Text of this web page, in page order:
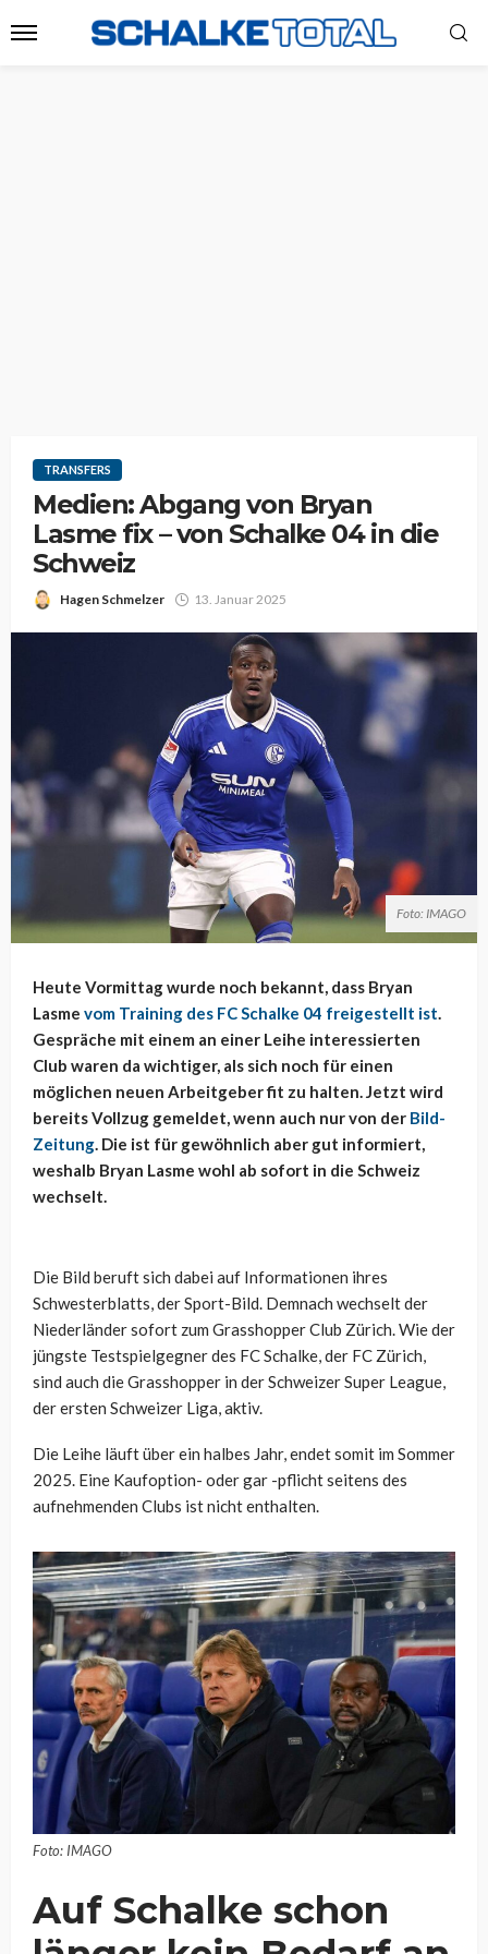
TRANSFERS
Medien: Abgang von Bryan
Lasme fix – von Schalke 04 in die
Schweiz
Hagen Schmelzer 13. Januar 2025
Foto: IMAGO
Heute Vormittag wurde noch bekannt, dass Bryan
Lasme vom Training des FC Schalke 04 freigestellt ist.
Gespräche mit einem an einer Leihe interessierten
Club waren da wichtiger, als sich noch für einen
möglichen neuen Arbeitgeber fit zu halten. Jetzt wird
bereits Vollzug gemeldet, wenn auch nur von der Bild-
Zeitung. Die ist für gewöhnlich aber gut informiert,
weshalb Bryan Lasme wohl ab sofort in die Schweiz
wechselt.
Die Bild beruft sich dabei auf Informationen ihres
Schwesterblatts, der Sport-Bild. Demnach wechselt der
Niederländer sofort zum Grasshopper Club Zürich. Wie der
jüngste Testspielgegner des FC Schalke, der FC Zürich,
sind auch die Grasshopper in der Schweizer Super League,
der ersten Schweizer Liga, aktiv.
Die Leihe läuft über ein halbes Jahr, endet somit im Sommer
2025. Eine Kaufoption- oder gar -pflicht seitens des
aufnehmenden Clubs ist nicht enthalten.
Foto: IMAGO
Auf Schalke schon